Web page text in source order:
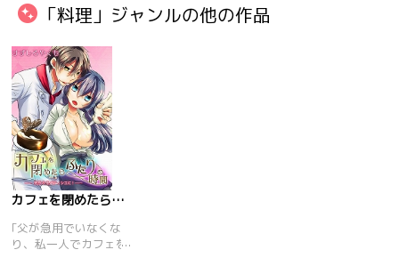
「料理」ジャンルの他の作品
カフェを閉めたらふたりの時間
｢父が急用でいなくな
り、私一人でカフェを